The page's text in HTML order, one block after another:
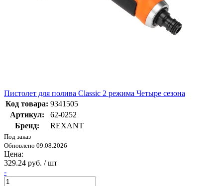
Пистолет для полива Classic 2 режима Четыре сезона
Код товара: 9341505
Артикул:
62-0252
Бренд:
REXANT
Под заказ
Обновлено 09.08.2026
Цена:
329.24 руб. / шт
-